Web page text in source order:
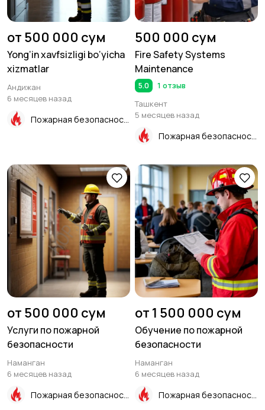
от 500 000 сум
Yong‘in xavfsizligi bo‘yicha
xizmatlar
Андижан
6 месяцев назад
500 000 сум
Fire Safety Systems
Maintenance
5.0
1 отзыв
Ташкент
5 месяцев назад
от 500 000 сум
Услуги по пожарной
безопасности
Наманган
6 месяцев назад
от 1 500 000 сум
Обучение по пожарной
безопасности
Наманган
6 месяцев назад